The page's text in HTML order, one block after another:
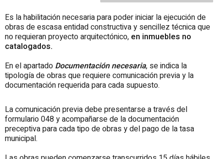
Es la habilitación necesaria para poder iniciar la ejecución de
obras de escasa entidad constructiva y sencillez técnica que
no requieran proyecto arquitectónico, en inmuebles no
catalogados.
En el apartado Documentación necesaria, se indica la
tipología de obras que requiere comunicación previa y la
documentación requerida para cada supuesto.
La comunicación previa debe presentarse a través del
formulario 048 y acompañarse de la documentación
preceptiva para cada tipo de obras y del pago de la tasa
municipal.